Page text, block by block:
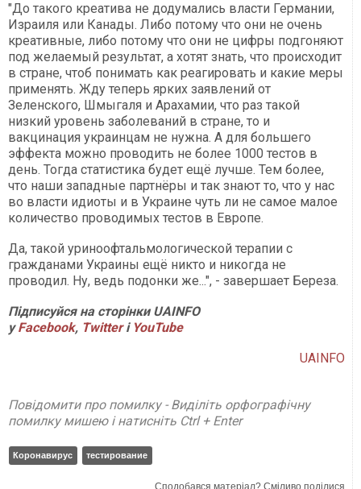
"До такого креатива не додумались власти Германии,
Израиля или Канады. Либо потому что они не очень
креативные, либо потому что они не цифры подгоняют
под желаемый результат, а хотят знать, что происходит
в стране, чтоб понимать как реагировать и какие меры
применять. Жду теперь ярких заявлений от
Зеленского, Шмыгаля и Арахамии, что раз такой
низкий уровень заболеваний в стране, то и
вакцинация украинцам не нужна. А для большего
эффекта можно проводить не более 1000 тестов в
день. Тогда статистика будет ещё лучше. Тем более,
что наши западные партнёры и так знают то, что у нас
во власти идиоты и в Украине чуть ли не самое малое
количество проводимых тестов в Европе.
Да, такой уриноофтальмологической терапии с
гражданами Украины ещё никто и никогда не
проводил. Ну, ведь подонки же...", - завершает Береза.
Підписуйся на сторінки UAINFO
уFacebook, Twitterі YouTube
UAINFO
Повідомити про помилку - Виділіть орфографічну
помилку мишею і натисніть Ctrl + Enter
Коронавирус тестирование
Сподобався матеріал? Сміливо поділися